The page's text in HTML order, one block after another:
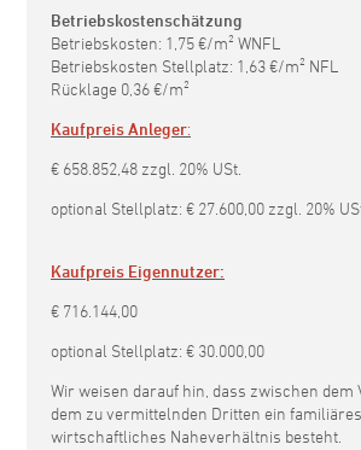
Betriebskostenschätzung
Betriebskosten: 1,75 €/m² WNFL
Betriebskosten Stellplatz: 1,63 €/m² NFL
Rücklage 0,36 €/m²
Kaufpreis Anleger:
€ 658.852,48 zzgl. 20% USt.
optional Stellplatz: € 27.600,00 zzgl. 20%
Kaufpreis Eigennutzer:
€ 716.144,00
optional Stellplatz: € 30.000,00
Wir weisen darauf hin, dass zwischen dem
dem zu vermittelnden Dritten ein
wirtschaftliches Naheverhältnis besteht.